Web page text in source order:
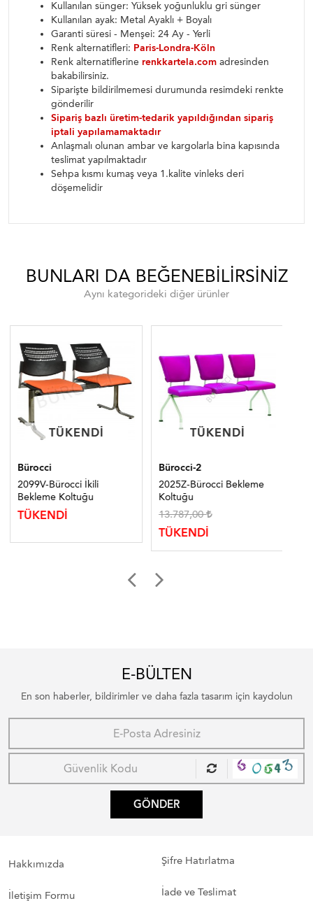
Kullanılan sünger: Yüksek yoğunluklu gri sünger
Kullanılan ayak: Metal Ayaklı + Boyalı
Garanti süresi - Menşei: 24 Ay - Yerli
Renk alternatifleri: Paris-Londra-Köln
Renk alternatiflerine renkkartela.com adresinden
bakabilirsiniz.
Siparişte bildirilmemesi durumunda resimdeki renkte
gönderilir
Sipariş bazlı üretim-tedarik yapıldığından sipariş
iptali yapılamamaktadır
Anlaşmalı olunan ambar ve kargolarla bina kapısında
teslimat yapılmaktadır
Sehpa kısmı kumaş veya 1.kalite vinleks deri
döşemelidir
BUNLARI DA BEĞENEBILIRSINIZ
Aynı kategorideki diğer ürünler
TÜKENDI
TÜKENDI
Bürocci
2099V-Bürocci İkili
Bekleme Koltuğu
TÜKENDİ
TÜKENDI
TÜKENDI
Bürocci-2
2025Z-Bürocci Bekleme
Koltuğu
13.787,00
TÜKENDİ
E-BÜLTEN
En son haberler, bildirimler ve daha fazla tasarım için kaydolun
GÖNDER
Hakkımızda
İletişim Formu
Şifre Hatırlatma
İade ve Teslimat